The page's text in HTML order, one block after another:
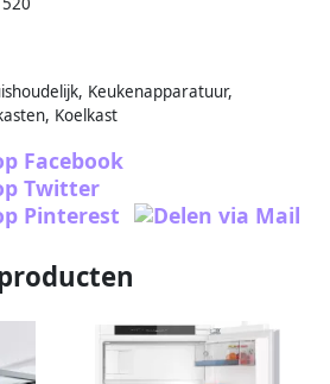
Keukenapparatuur,
Koelkast